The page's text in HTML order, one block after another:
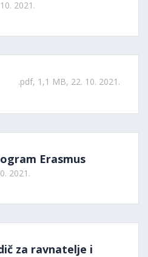
2021.
.pdf, 1,1 MB, 22. 10. 2021.
Erasmus
2021.
za ravnatelje i